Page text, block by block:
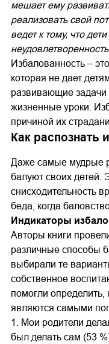
мешает ему
реализовать свой
ведет к тому, что
Избалованность –
которая не дает
развивающие
жизненные уроки.
причиной их
Как распознать
Даже самые мудрые
балуют своих детей.
снисходительность
беда, когда
Индикаторы
Авторы книги
различные способы
выбирали те
собственное
помогли определить,
являются самыми
1. Мои родители
был делать сам (53